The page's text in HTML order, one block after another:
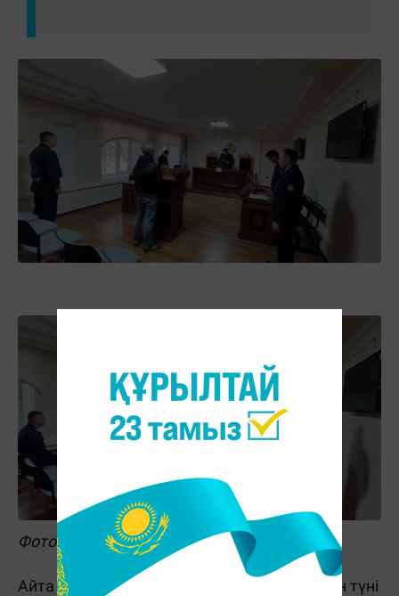
Фото: Telegram/Polisia.kz
Айта кетейік, оқиға 30 қыркүйекке қараған түні